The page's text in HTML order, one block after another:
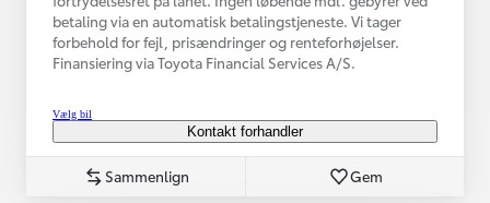
betaling via en automatisk betalingstjeneste. Vi tager
forbehold for fejl, prisændringer og renteforhøjelser.
Finansiering via Toyota Financial Services A/S.
Vælg bil
Kontakt forhandler
Sammenlign Gem